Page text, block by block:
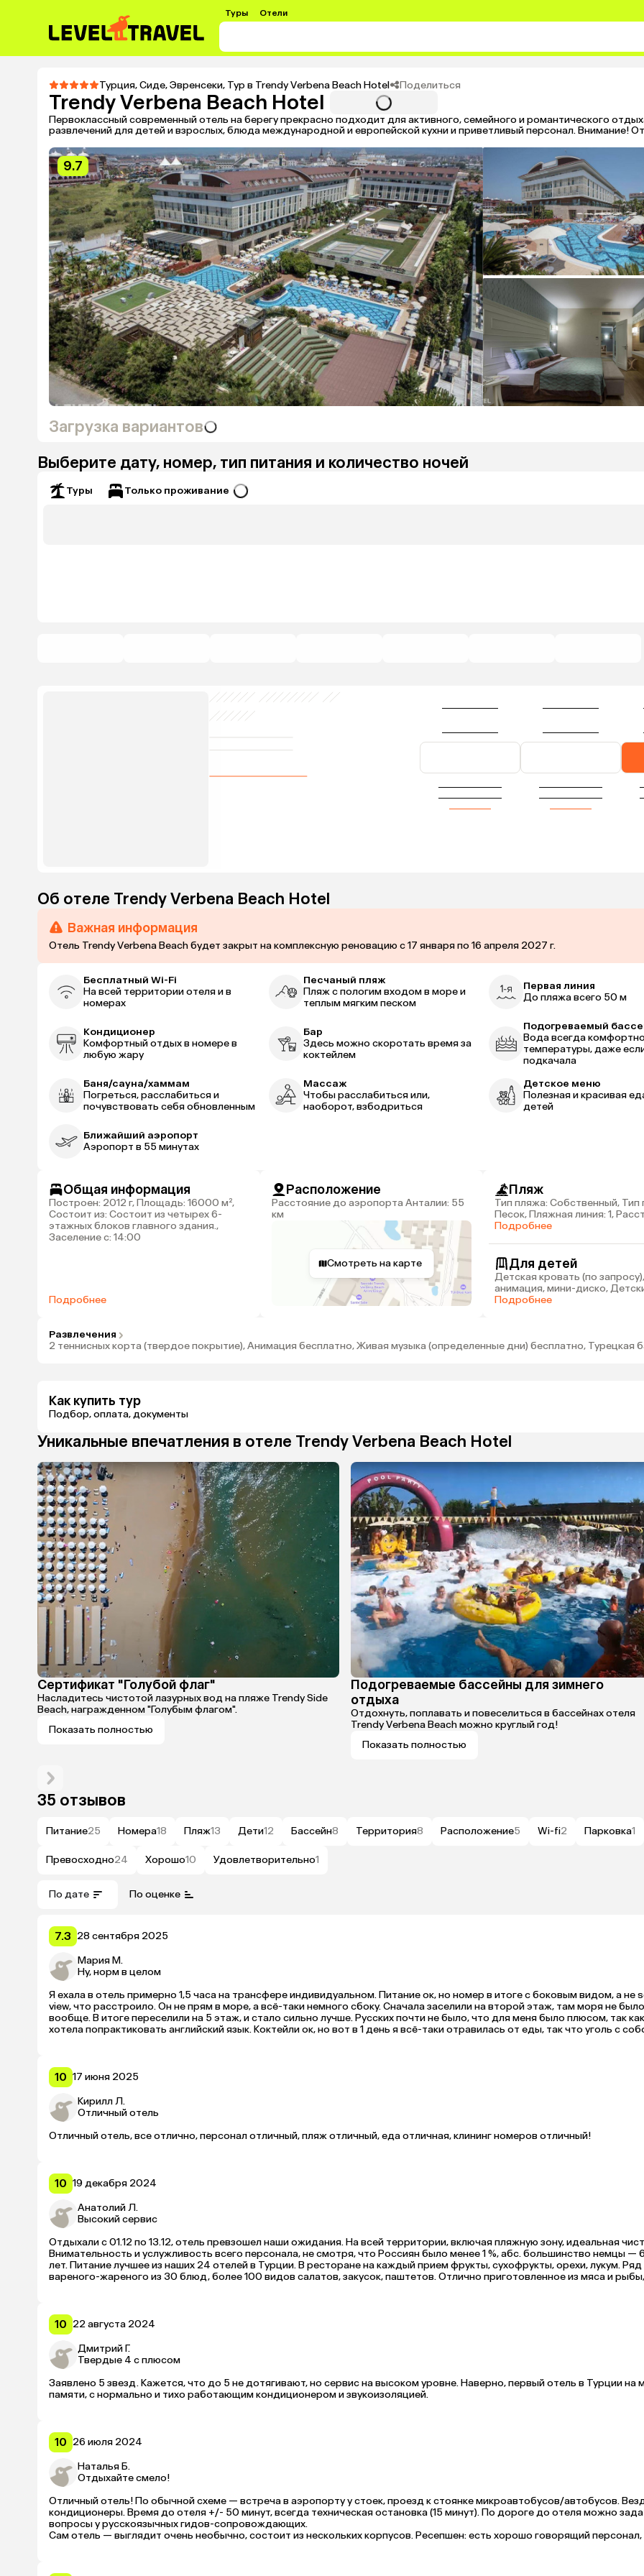
Туры Отели
Турция,Сиде,Эвренсеки, Тур в Trendy Verbena Beach Hotel Поделиться
Trendy Verbena Beach Hotel
Первоклассный современный отель на берегу прекрасно подходит для активного, семейного и романтического
развлечений для детей и взрослых, блюда международной и европейской кухни и приветливый персонал. Внимание!
9.7
Загрузка вариантов
Выберите дату, номер, тип питания и количество ночей
Туры Только проживание
Об отеле Trendy Verbena Beach Hotel
Важная информация
Отель Trendy Verbena Beach будет закрыт на комплексную реновацию с 17 января по 16 апреля 2027 г.
Бесплатный Wi-Fi
На всей территории отеля и в
номерах
Песчаный пляж
Пляж с пологим входом в море и
теплым мягким песком
Первая линия
До пляжа всего 50 м
Кондиционер
Комфортный отдых в номере в
любую жару
Бар
Здесь можно скоротать время за
коктейлем
Подогреваемый
Вода всегда
температуры, даже
подкачала
Баня/сауна/хаммам
Погреться, расслабиться и
почувствовать себя обновленным
Массаж
Чтобы расслабиться или,
наоборот, взбодриться
Детское меню
Полезная и красивая
детей
Ближайший аэропорт
Аэропорт в 55 минутах
Общая информация
Построен: 2012 г, Площадь: 16000 м²,
Состоит из: Состоит из четырех 6-
этажных блоков главного здания.,
Заселение с: 14:00
Подробнее
Расположение
Расстояние до аэропорта Анталии: 55
км
Смотреть на карте
Пляж
Тип пляжа: Собственный, Тип
Песок, Пляжная линия: 1,
пляжа: 50 м
Подробнее
Для детей
Детская кровать (по
анимация, мини-диско,
клуб (4-12 лет), Клуб для
Подробнее
Развлечения
2 теннисных корта (твердое покрытие), Анимация бесплатно, Живая музыка (определенные дни) бесплатно, Турецкая
Как купить тур
Подбор, оплата, документы
Уникальные впечатления в отеле Trendy Verbena Beach Hotel
Сертификат "Голубой флаг"
Насладитесь чистотой лазурных вод на пляже Trendy Side
Beach, награжденном "Голубым флагом".
Показать полностью
Подогреваемые бассейны для зимнего
отдыха
Отдохнуть, поплавать и повеселиться в бассейнах отеля
Trendy Verbena Beach можно круглый год!
Показать полностью
35 отзывов
Питание25 Номера18 Пляж13 Дети12 Бассейн8 Территория8 Расположение5 Wi-fi2 Парковка1
Превосходно24 Хорошо10 Удовлетворительно1
По дате По оценке
7.3 28 сентября 2025
Мария М.
Ну, норм в целом
Я ехала в отель примерно 1,5 часа на трансфере индивидуальном. Питание ок, но номер в итоге с боковым видом, а не
view, что расстроило. Он не прям в море, а всё-таки немного сбоку. Сначала заселили на второй этаж, там моря не
вообще. В итоге переселили на 5 этаж, и стало сильно лучше. Русских почти не было, что для меня было плюсом, так как
хотела попрактиковать английский язык. Коктейли ок, но вот в 1 день я всё-таки отравилась от еды, так что уголь с
10 17 июня 2025
Кирилл Л.
Отличный отель
Отличный отель, все отлично, персонал отличный, пляж отличный, еда отличная, клининг номеров отличный!
10 19 декабря 2024
Анатолий Л.
Высокий сервис
Отдыхали с 01.12 по 13.12, отель превзошел наши ожидания. На всей территории, включая пляжную зону, идеальная
Внимательность и услужливость всего персонала, не смотря, что Россиян было менее 1 %, абс. большинство немцы —
лет. Питание лучшее из наших 24 отелей в Турции. В ресторане на каждый прием фрукты, сухофрукты, орехи, лукум. Ряд
вареного-жареного из 30 блюд, более 100 видов салатов, закусок, паштетов. Отлично приготовленное из мяса и рыбы,
коктейли. В лобби, кроме воскресенья, живая музыка, дискотека, в конф. зале шоу. Территория небольшая, но очень
комфортная, чистая и ухоженная. Расположение отеля подходит, как для пляжного отдыха, так и для прогулок,
возможности, хотелось бы еще посетить этот отель, особенно в марте или ноябре, при подогреваемом уличном
10 22 августа 2024
Дмитрий Г.
Твердые 4 с плюсом
Заявлено 5 звезд. Кажется, что до 5 не дотягивают, но сервис на высоком уровне. Наверно, первый отель в Турции на
памяти, с нормально и тихо работающим кондиционером и звукоизоляцией.
10 26 июля 2024
Наталья Б.
Отдыхайте смело!
Отличный отель! По обычной схеме — встреча в аэропорту у стоек, проезд к стоянке микроавтобусов/автобусов.
кондиционеры. Время до отеля +/- 50 минут, всегда техническая остановка (15 минут). По дороге до отеля можно
вопросы у русскоязычных гидов-сопровождающих.
Сам отель — выглядит очень необычно, состоит из нескольких корпусов. Ресепшен: есть хорошо говорящий персонал,